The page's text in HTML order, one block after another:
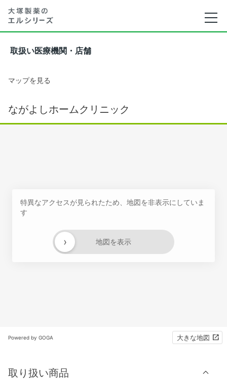
取扱い医療機関・店舗
マップを見る
ながよしホームクリニック
特異なアクセスが見られたため、地図を非表示にしていま
す
地図を表示
›
Powered by GOGA 大きな地図
取り扱い商品